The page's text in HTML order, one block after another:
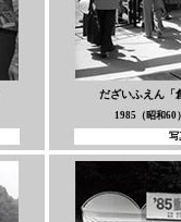
だざいふえん「
1985（昭和